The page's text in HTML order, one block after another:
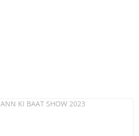
KI BAAT SHOW 2023